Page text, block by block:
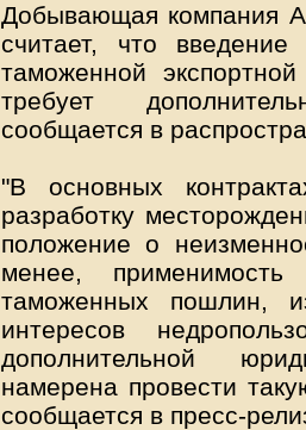
Добывающая компания
считает, что введение
таможенной
требует
сообщается в
"В основных
разработку
положение о
менее,
таможенных пошлин,
интересов
дополнительной
намерена провести
сообщается в пресс-